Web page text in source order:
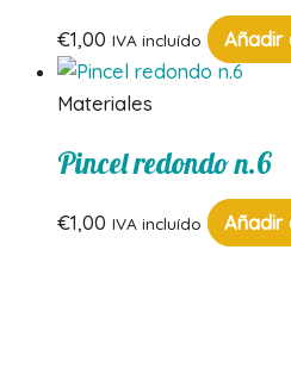
€1,00 IVA incluído Añadir
Materiales
Pincel redondo n.6
€1,00 IVA incluído Añadir